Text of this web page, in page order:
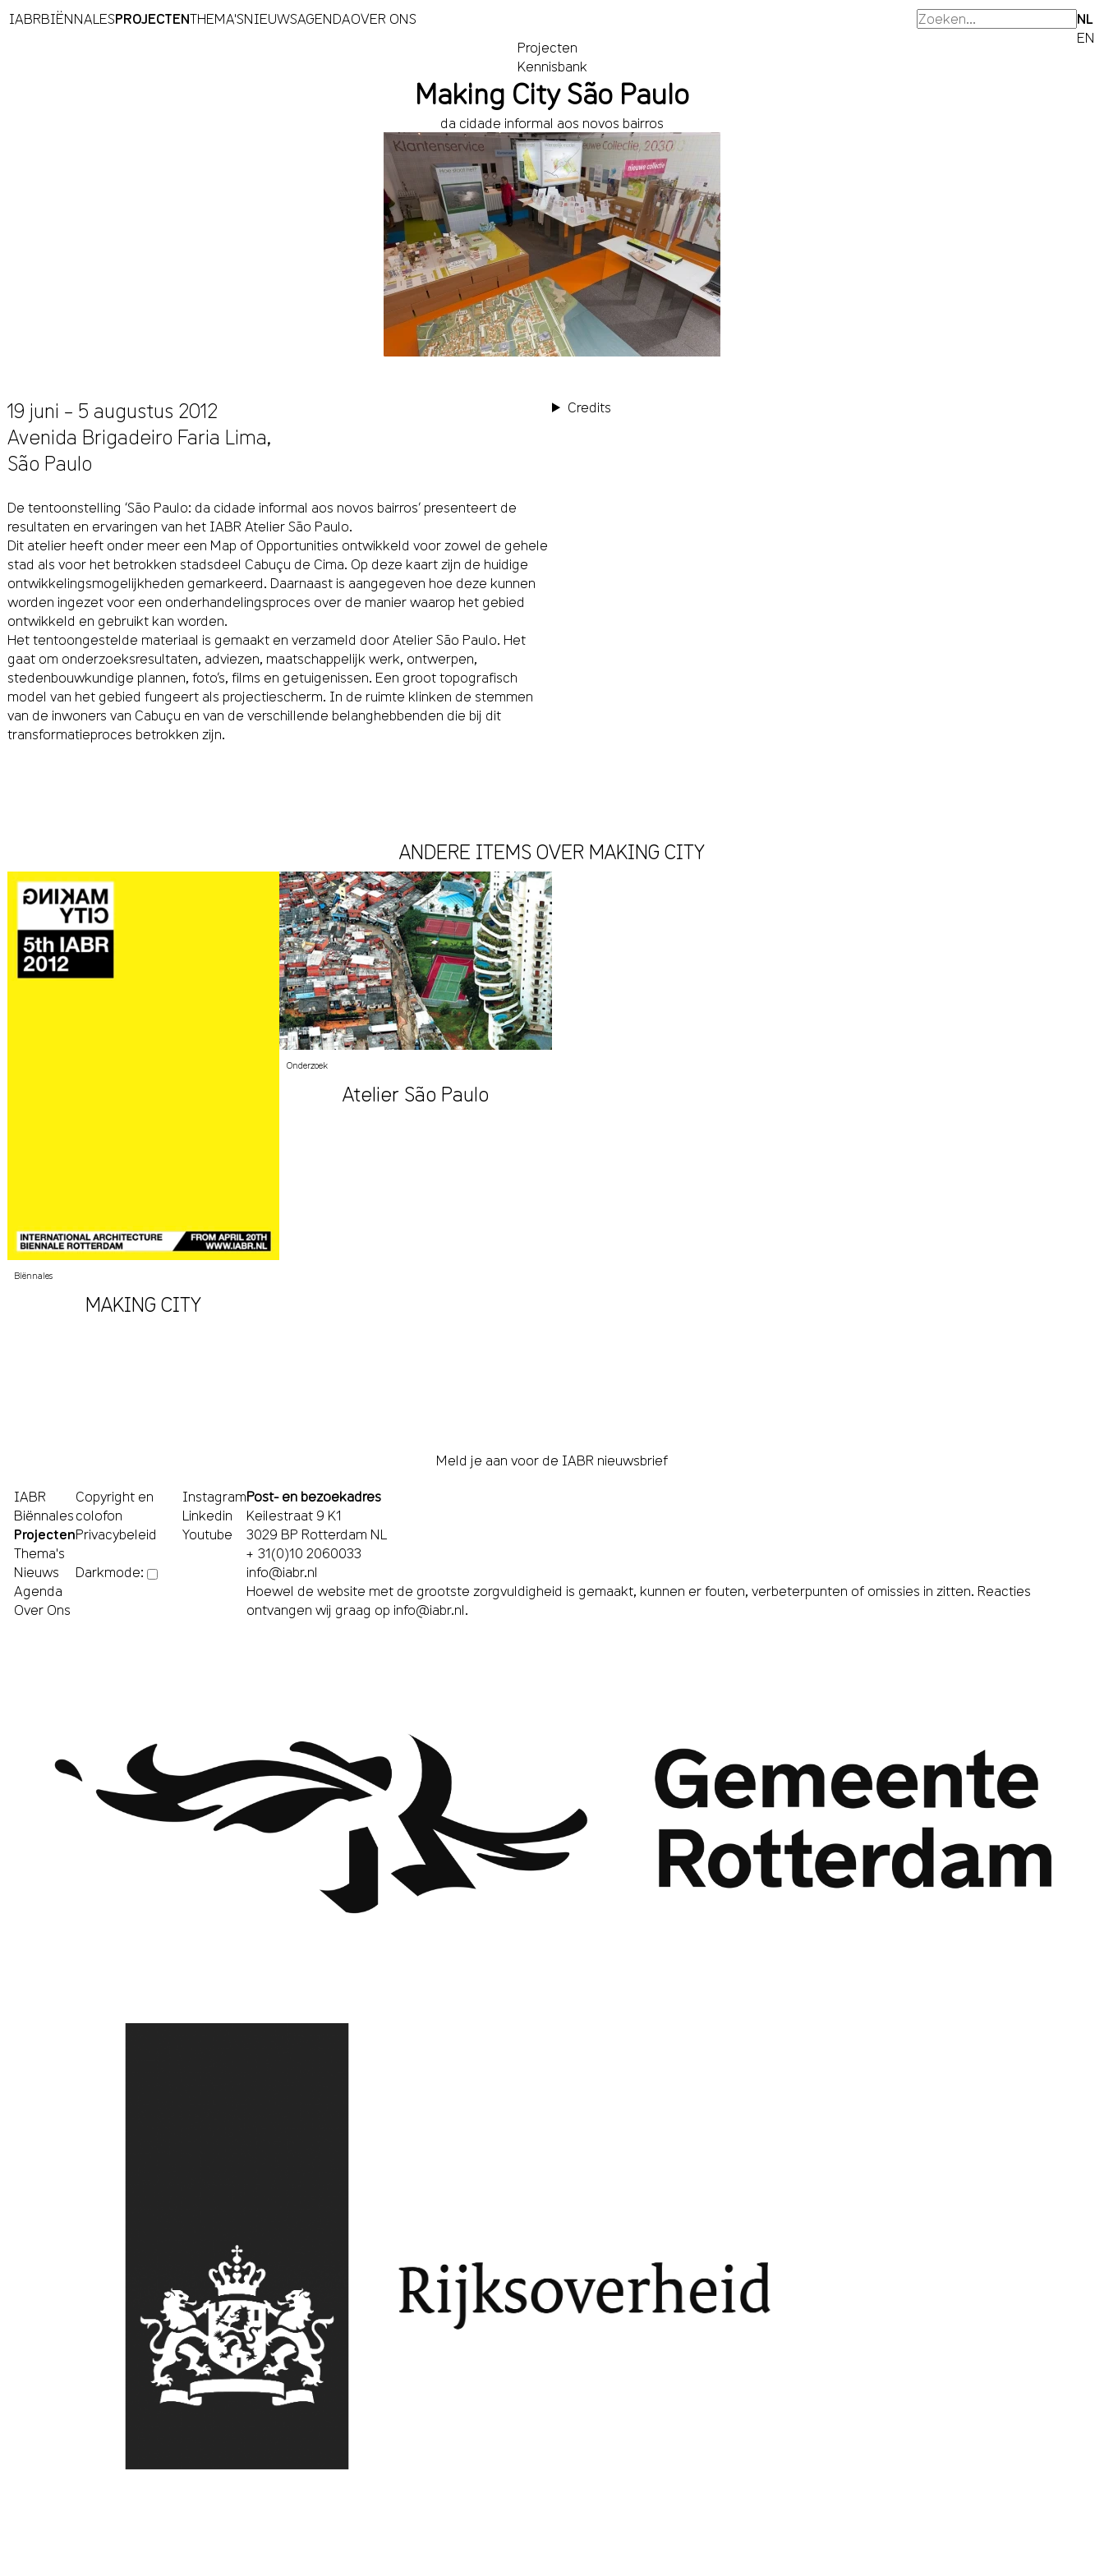
IABRBIËNNALESPROJECTENTHEMA'SNIEUWSAGENDAOVER ONS
NL
EN
Projecten
Kennisbank
Making City São Paulo
da cidade informal aos novos bairros
19 juni – 5 augustus 2012
Avenida Brigadeiro Faria Lima,
São Paulo
De tentoonstelling ‘São Paulo: da cidade informal aos novos bairros’ presenteert de
resultaten en ervaringen van het IABR Atelier São Paulo.
Dit atelier heeft onder meer een Map of Opportunities ontwikkeld voor zowel de gehele
stad als voor het betrokken stadsdeel Cabuçu de Cima. Op deze kaart zijn de huidige
ontwikkelingsmogelijkheden gemarkeerd. Daarnaast is aangegeven hoe deze kunnen
worden ingezet voor een onderhandelingsproces over de manier waarop het gebied
ontwikkeld en gebruikt kan worden.
Het tentoongestelde materiaal is gemaakt en verzameld door Atelier São Paulo. Het
gaat om onderzoeksresultaten, adviezen, maatschappelijk werk, ontwerpen,
stedenbouwkundige plannen, foto’s, films en getuigenissen. Een groot topografisch
model van het gebied fungeert als projectiescherm. In de ruimte klinken de stemmen
van de inwoners van Cabuçu en van de verschillende belanghebbenden die bij dit
transformatieproces betrokken zijn.
Credits
ANDERE ITEMS OVER MAKING CITY
Biënnales
MAKING CITY
Onderzoek
Atelier São Paulo
Meld je aan voor de IABR nieuwsbrief
IABR
Biënnales
Projecten
Thema's
Nieuws
Agenda
Over Ons
Copyright en
colofon
Privacybeleid
Darkmode:
Instagram
Linkedin
Youtube
Post- en bezoekadres
Keilestraat 9 K1
3029 BP Rotterdam NL
+ 31(0)10 2060033
info@iabr.nl
Hoewel de website met de grootste zorgvuldigheid is gemaakt, kunnen er fouten, verbeterpunten of omissies in zitten. Reacties
ontvangen wij graag op info@iabr.nl.